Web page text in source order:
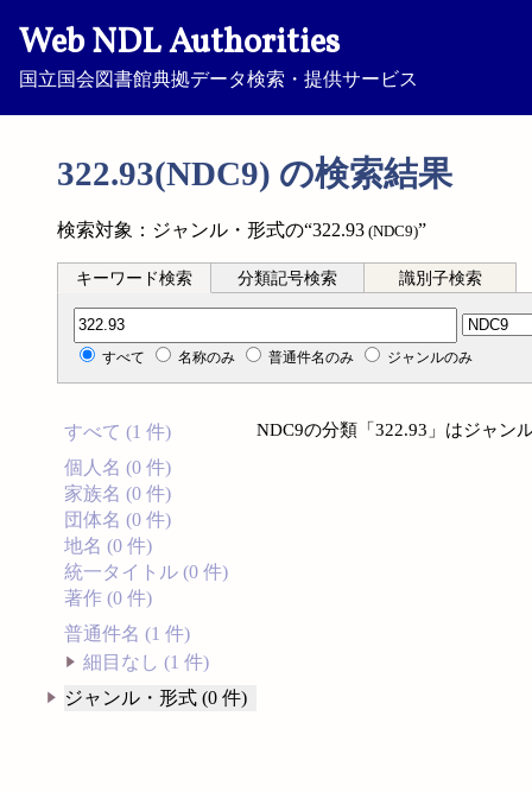
Web NDL Authorities
国立国会図書館典拠データ検索・提供サービス
322.93(NDC9) の検索結果
検索対象：ジャンル・形式の“322.93 (NDC9)”
キーワード検索 分類記号検索 識別子検索
分類記号検索
すべて 名称のみ 普通件名のみ ジャンルのみ
すべて (1 件)
個人名 (0 件)
家族名 (0 件)
団体名 (0 件)
地名 (0 件)
統一タイトル (0 件)
著作 (0 件)
普通件名 (1 件)
細目なし (1 件)
ジャンル・形式 (0 件)
NDC9の分類「322.93」はジャン